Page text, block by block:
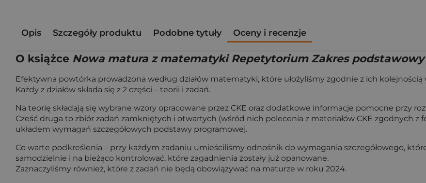
Opis Szczegóły produktu Podobne tytuły Oceny i recenzje
O książce Nowa matura z matematyki Repetytorium Zakres podstawowy
Efektywna powtórka prowadzona według działów matematyki, które ułożyliśmy zgodnie z ich
Każdy z działów składa się z 2 części – teorii i zadań.
Na teorię składają się wybrane wzory opracowane przez CKE oraz dodatkowe informacje pomocne przy
Cześć druga to zbiór zadań zamkniętych i otwartych (wśród nich polecenia z materiałów CKE zgodnych z
układem wymagań szczegółowych podstawy programowej.
Co warte podkreślenia – przy każdym zadaniu umieściliśmy odnośnik do wymagania szczegółowego,
samodzielnie i na bieżąco kontrolować, które zagadnienia zostały już opanowane.
Zaznaczyliśmy również, które z zadań nie będą obowiązywać na maturze w roku 2024.